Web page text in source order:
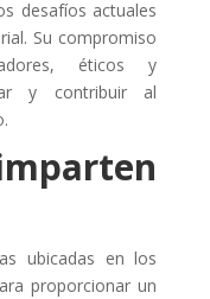
desafíos actuales
Su compromiso
éticos y
y contribuir al
ubicadas en los
proporcionar un